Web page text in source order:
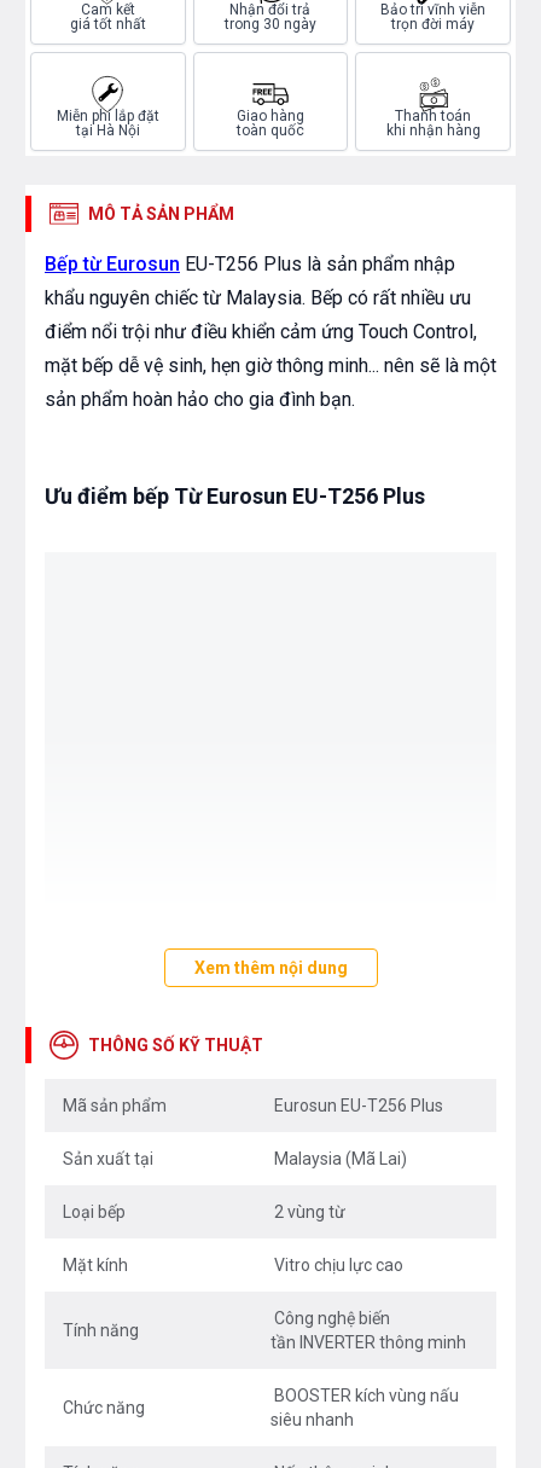
Cam kết
giá tốt nhất
Nhận đổi trả
trong 30 ngày
Bảo trì vĩnh viễn
trọn đời máy
Miễn phí lắp đặt
tại Hà Nội
Giao hàng
toàn quốc
Thanh toán
khi nhận hàng
MÔ TẢ SẢN PHẨM
Bếp từ Eurosun EU-T256 Plus là sản phẩm nhập
khẩu nguyên chiếc từ Malaysia. Bếp có rất nhiều ưu
điểm nổi trội như điều khiển cảm ứng Touch Control,
mặt bếp dễ vệ sinh, hẹn giờ thông minh... nên sẽ là một
sản phẩm hoàn hảo cho gia đình bạn.
Ưu điểm bếp Từ Eurosun EU-T256 Plus
Hội tụ đầy đủ thiết kế tiện dụng, tính năng thông minh
và an toàn cao… chính là model bếp từ Eurosun EU-
T256 Plus. Chiếc bếp đã trở thành dụng cụ mang đến
khiển cảm ứng Touch Control. Mặt bếp làm từ gốm
Vitroceramic cao cấp nên an toàn và dễ vệ sinh. Bếp
suất để điều chỉnh.
Xem thêm nội dung
THÔNG SỐ KỸ THUẬT
Mã sản phẩm Eurosun EU-T256 Plus
Sản xuất tại Malaysia (Mã Lai)
Loại bếp 2 vùng từ
Mặt kính Vitro chịu lực cao
Tính năng
Công nghệ biến
tần INVERTER thông minh
Chức năng
BOOSTER kích vùng nấu
siêu nhanh